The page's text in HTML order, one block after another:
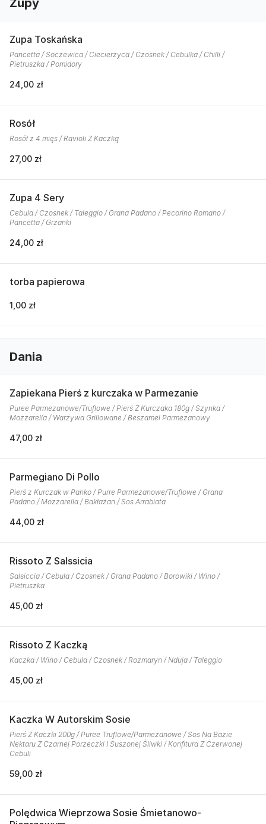
Zupy
Zupa Toskańska
Pancetta / Soczewica / Ciecierzyca / Czosnek / Cebulka / Chilli /
Pietruszka / Pomidory
24,00 zł
Rosół
Rosół z 4 mięs / Ravioli Z Kaczką
27,00 zł
Zupa 4 Sery
Cebula / Czosnek / Taleggio / Grana Padano / Pecorino Romano /
Pancetta / Grzanki
24,00 zł
torba papierowa
1,00 zł
Dania
Zapiekana Pierś z kurczaka w Parmezanie
Puree Parmezanowe/Truflowe / Pierś Z Kurczaka 180g / Szynka /
Mozzarella / Warzywa Grillowane / Beszamel Parmezanowy
47,00 zł
Parmegiano Di Pollo
Pierś z Kurczak w Panko / Purre Parmezanowe/Truflowe / Grana
Padano / Mozzarella / Bakłażan / Sos Arrabiata
44,00 zł
Rissoto Z Salssicia
Salsiccia / Cebula / Czosnek / Grana Padano / Borowiki / Wino /
Pietruszka
45,00 zł
Rissoto Z Kaczką
Kaczka / Wino / Cebula / Czosnek / Rozmaryn / Nduja / Taleggio
45,00 zł
Kaczka W Autorskim Sosie
Pierś Z Kaczki 200g / Puree Truflowe/Parmezanowe / Sos Na Bazie
Nektaru Z Czarnej Porzeczki I Suszonej Śliwki / Konfitura Z Czerwonej
Cebuli
59,00 zł
Polędwica Wieprzowa Sosie Śmietanowo-